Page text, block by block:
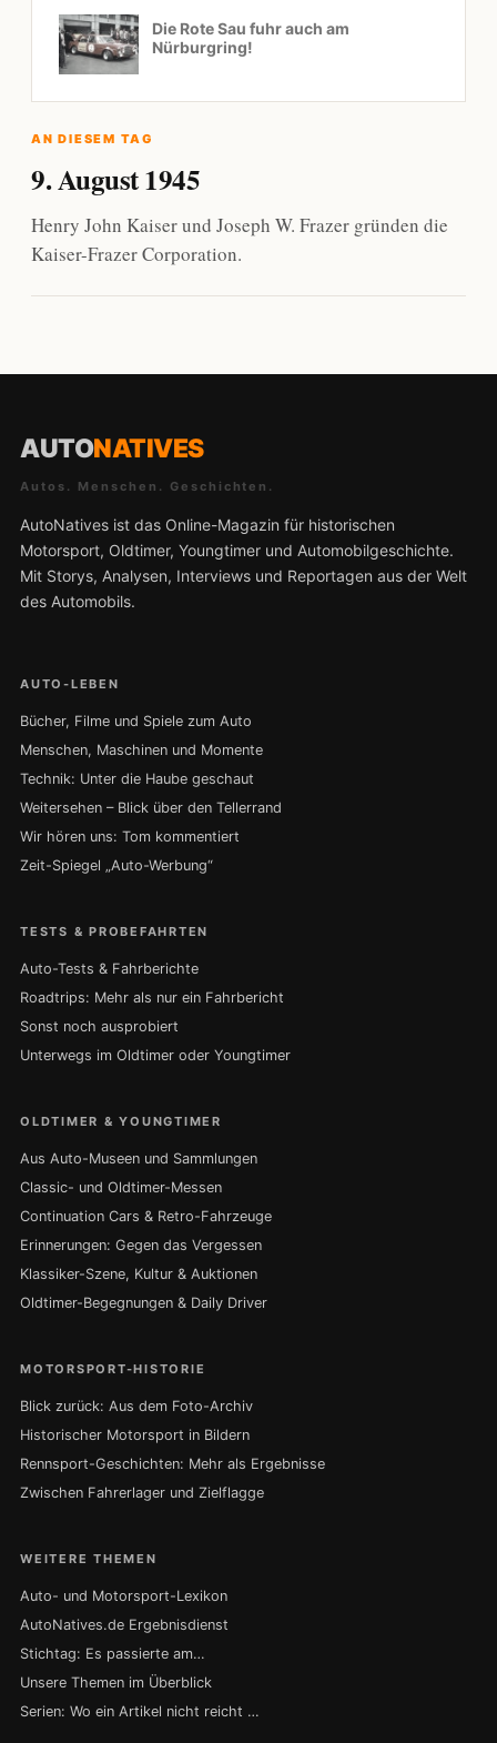
Die Rote Sau fuhr auch am
Nürburgring!
AN DIESEM TAG
9. August 1945
Henry John Kaiser und Joseph W. Frazer gründen die
Kaiser-Frazer Corporation.
AUTONATIVES
Autos. Menschen. Geschichten.
AutoNatives ist das Online-Magazin für historischen
Motorsport, Oldtimer, Youngtimer und Automobilgeschichte.
Mit Storys, Analysen, Interviews und Reportagen aus der Welt
des Automobils.
AUTO-LEBEN
Bücher, Filme und Spiele zum Auto
Menschen, Maschinen und Momente
Technik: Unter die Haube geschaut
Weitersehen – Blick über den Tellerrand
Wir hören uns: Tom kommentiert
Zeit-Spiegel „Auto-Werbung“
TESTS & PROBEFAHRTEN
Auto-Tests & Fahrberichte
Roadtrips: Mehr als nur ein Fahrbericht
Sonst noch ausprobiert
Unterwegs im Oldtimer oder Youngtimer
OLDTIMER & YOUNGTIMER
Aus Auto-Museen und Sammlungen
Classic- und Oldtimer-Messen
Continuation Cars & Retro-Fahrzeuge
Erinnerungen: Gegen das Vergessen
Klassiker-Szene, Kultur & Auktionen
Oldtimer-Begegnungen & Daily Driver
MOTORSPORT-HISTORIE
Blick zurück: Aus dem Foto-Archiv
Historischer Motorsport in Bildern
Rennsport-Geschichten: Mehr als Ergebnisse
Zwischen Fahrerlager und Zielflagge
WEITERE THEMEN
Auto- und Motorsport-Lexikon
AutoNatives.de Ergebnisdienst
Stichtag: Es passierte am…
Unsere Themen im Überblick
Serien: Wo ein Artikel nicht reicht …